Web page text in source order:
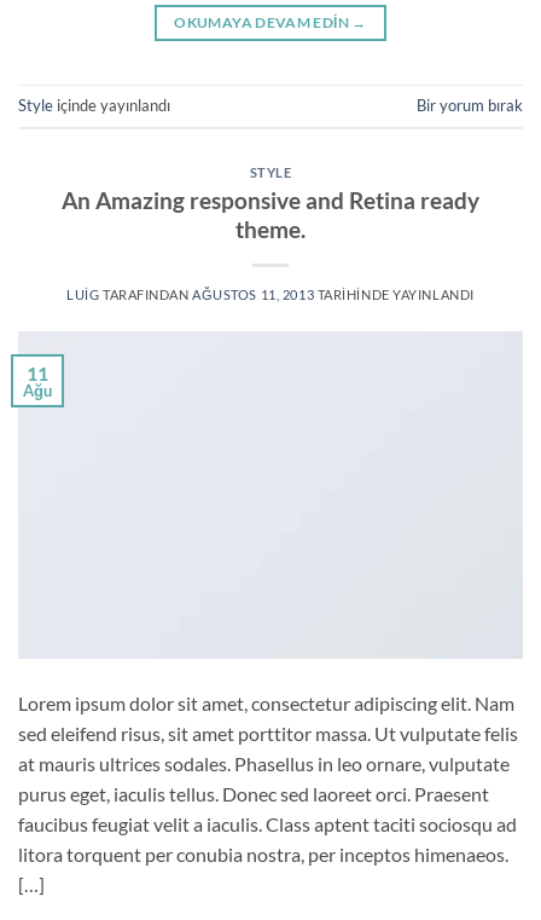
OKUMAYA DEVAM EDIN →
Style içinde yayınlandı Bir yorum bırak
STYLE
An Amazing responsive and Retina ready
theme.
LUIG TARAFINDAN AĞUSTOS 11, 2013 TARIHINDE YAYINLANDI
11
Ağu
Lorem ipsum dolor sit amet, consectetur adipiscing elit. Nam
sed eleifend risus, sit amet porttitor massa. Ut vulputate felis
at mauris ultrices sodales. Phasellus in leo ornare, vulputate
purus eget, iaculis tellus. Donec sed laoreet orci. Praesent
faucibus feugiat velit a iaculis. Class aptent taciti sociosqu ad
litora torquent per conubia nostra, per inceptos himenaeos.
[…]